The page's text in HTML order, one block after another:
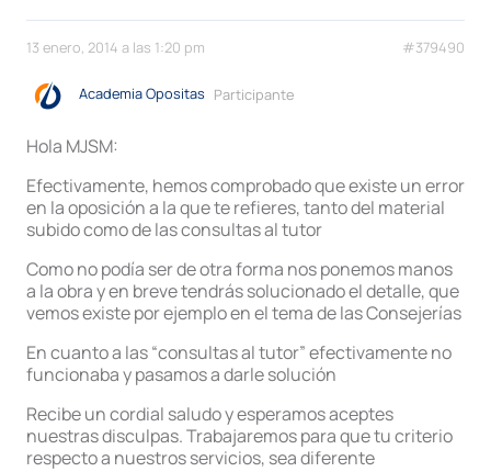
13 enero, 2014 a las 1:20 pm #379490
Academia Opositas Participante
Hola MJSM:
Efectivamente, hemos comprobado que existe un error
en la oposición a la que te refieres, tanto del material
subido como de las consultas al tutor
Como no podía ser de otra forma nos ponemos manos
a la obra y en breve tendrás solucionado el detalle, que
vemos existe por ejemplo en el tema de las Consejerías
En cuanto a las “consultas al tutor” efectivamente no
funcionaba y pasamos a darle solución
Recibe un cordial saludo y esperamos aceptes
nuestras disculpas. Trabajaremos para que tu criterio
respecto a nuestros servicios, sea diferente